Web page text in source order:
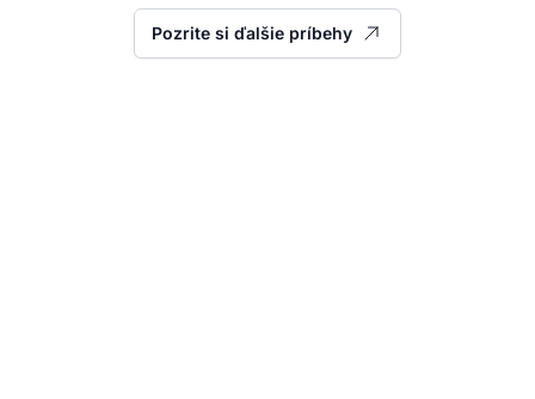
Pozrite si ďalšie príbehy